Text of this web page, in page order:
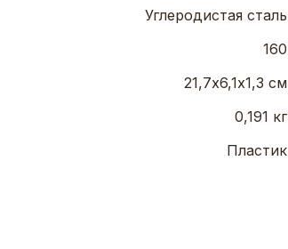
Углеродистая сталь
160
21,7х6,1х1,3 см
0,191 кг
Пластик